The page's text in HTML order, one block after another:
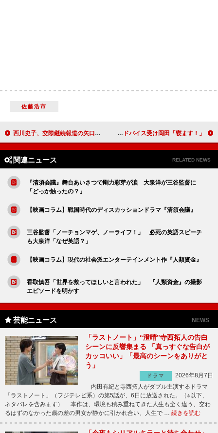
佐藤浩市
西川史子、交際継続報道の矢口にアドバイス 「下半身の生活習慣、見直したら？」 大河ドラマ、綾瀬から岡田にバトンタッチ “先輩”のアドバイス受け岡田「寝ます！」
関連ニュース RELATED NEWS
『清須会議』舞台あいさつで剛力彩芽が涙 大泉洋が三谷監督に
「どっか触ったの？」
【映画コラム】戦国時代のディスカッションドラマ『清須会議』
三谷監督「ノーチョンマゲ、ノーライフ！」 必死の英語スピーチ
も大泉洋「なぜ英語？」
【映画コラム】現代の社会派エンターテインメント作『人類資金』
香取慎吾「世界を救ってほしいと言われた」 『人類資金』の撮影
エピソードを明かす
芸能ニュース NEWS
「ラストノート」“澄晴”寺西拓人の告白
シーンに反響集まる 「真っすぐな告白が
カッコいい」「最高のシーンをありがと
う」
ドラマ
2026年8月7日
内田有紀と寺西拓人がダブル主演するドラマ
「ラストノート」（フジテレビ系）の第5話が、6日に放送された。（※以下、
ネタバレを含みます） 本作は、環境も積み重ねてきた人生も全く違う、交わ
るはずのなかった歳の差の男女が静かに引かれ合い、人生で … 続きを読む